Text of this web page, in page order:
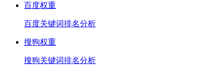
百度权重
百度关键词排名分析
搜狗权重
搜狗关键词排名分析